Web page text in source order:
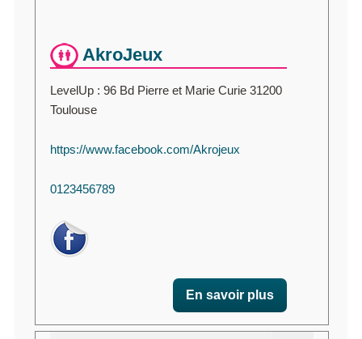
AkroJeux
LevelUp : 96 Bd Pierre et Marie Curie 31200
Toulouse
https://www.facebook.com/Akrojeux
0123456789
En savoir plus